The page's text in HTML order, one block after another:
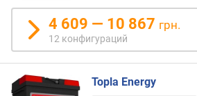
4 609 — 10 867 грн.
12 конфигураций
Topla Energy